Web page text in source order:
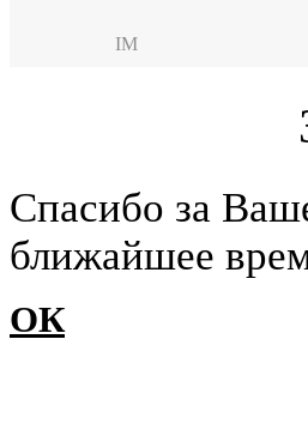
IM
Cпасибо за
ближайшее
ОК